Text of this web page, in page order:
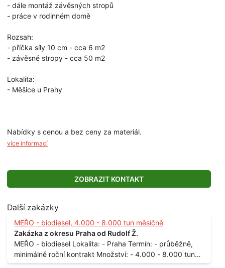
- dále montáž závěsných stropů
- práce v rodinném domě
Rozsah:
- příčka síly 10 cm - cca 6 m2
- závěsné stropy - cca 50 m2
Lokalita:
- Měšice u Prahy
Nabídky s cenou a bez ceny za materiál.
více informací
ZOBRAZIT KONTAKT
Další zakázky
MEŘO - biodiesel, 4.000 - 8.000 tun měsíčně
Zakázka z okresu Praha od Rudolf Ž.
MEŘO - biodiesel Lokalita: - Praha Termín: - průběžně,
minimálně roční kontrakt Množství: - 4.000 - 8.000 tun
měsíčně